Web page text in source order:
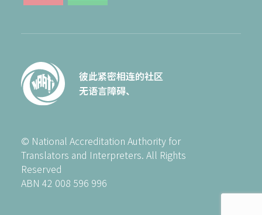
彼此紧密相连的社区
无语言障碍、
© National Accreditation Authority for
Translators and Interpreters. All Rights
Reserved
ABN 42 008 596 996